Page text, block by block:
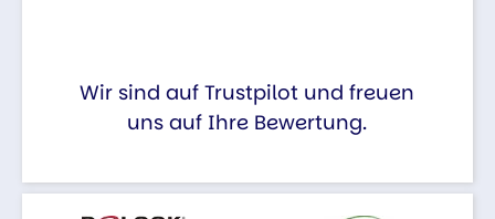
Wir sind auf Trustpilot und freuen
uns auf Ihre Bewertung.